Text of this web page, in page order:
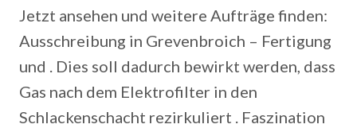
Jetzt ansehen und weitere Aufträge finden:
Ausschreibung in Grevenbroich – Fertigung
und . Dies soll dadurch bewirkt werden, dass
Gas nach dem Elektrofilter in den
Schlackenschacht rezirkuliert . Faszination